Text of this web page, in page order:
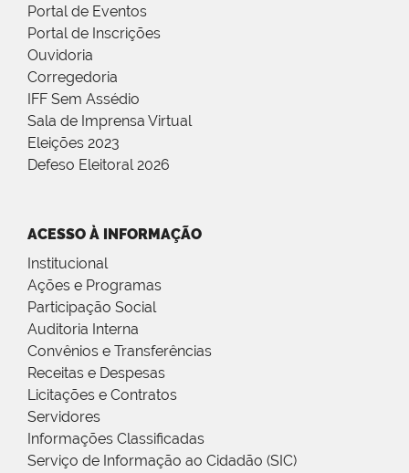
Portal de Eventos
Portal de Inscrições
Ouvidoria
Corregedoria
IFF Sem Assédio
Sala de Imprensa Virtual
Eleições 2023
Defeso Eleitoral 2026
ACESSO À INFORMAÇÃO
Institucional
Ações e Programas
Participação Social
Auditoria Interna
Convênios e Transferências
Receitas e Despesas
Licitações e Contratos
Servidores
Informações Classificadas
Serviço de Informação ao Cidadão (SIC)